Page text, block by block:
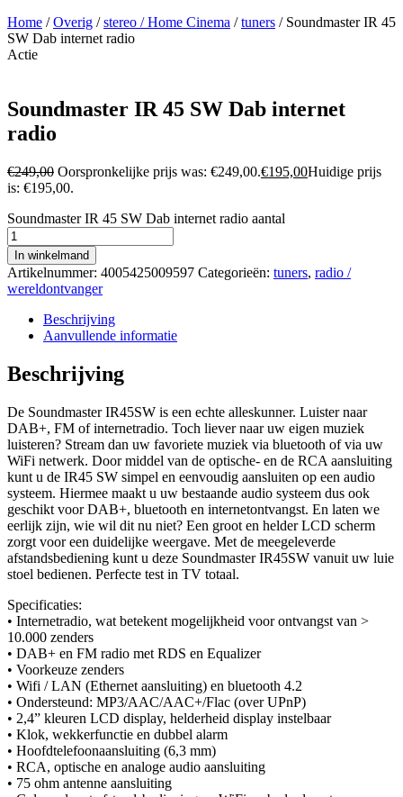
Home /Overig /stereo / Home Cinema /tuners / Soundmaster IR 45
SW Dab internet radio
Actie
Soundmaster IR 45 SW Dab internet
radio
€249,00 Oorspronkelijke prijs was: €249,00.€195,00Huidige prijs
is: €195,00.
Soundmaster IR 45 SW Dab internet radio aantal
In winkelmand
Artikelnummer: 4005425009597 Categorieën: tuners, radio /
wereldontvanger
Beschrijving
Aanvullende informatie
Beschrijving
De Soundmaster IR45SW is een echte alleskunner. Luister naar
DAB+, FM of internetradio. Toch liever naar uw eigen muziek
luisteren? Stream dan uw favoriete muziek via bluetooth of via uw
WiFi netwerk. Door middel van de optische- en de RCA aansluiting
kunt u de IR45 SW simpel en eenvoudig aansluiten op een audio
systeem. Hiermee maakt u uw bestaande audio systeem dus ook
geschikt voor DAB+, bluetooth en internetontvangst. En laten we
eerlijk zijn, wie wil dit nu niet? Een groot en helder LCD scherm
zorgt voor een duidelijke weergave. Met de meegeleverde
afstandsbediening kunt u deze Soundmaster IR45SW vanuit uw luie
stoel bedienen. Perfecte test in TV totaal.
Specificaties:
• Internetradio, wat betekent mogelijkheid voor ontvangst van >
10.000 zenders
• DAB+ en FM radio met RDS en Equalizer
• Voorkeuze zenders
• Wifi / LAN (Ethernet aansluiting) en bluetooth 4.2
• Ondersteund: MP3/AAC/AAC+/Flac (over UPnP)
• 2,4” kleuren LCD display, helderheid display instelbaar
• Klok, wekkerfunctie en dubbel alarm
• Hoofdtelefoonaansluiting (6,3 mm)
• RCA, optische en analoge audio aansluiting
• 75 ohm antenne aansluiting